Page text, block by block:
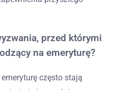
przed którymi
na emeryturę?
często stają